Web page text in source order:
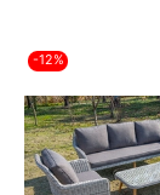
-12%